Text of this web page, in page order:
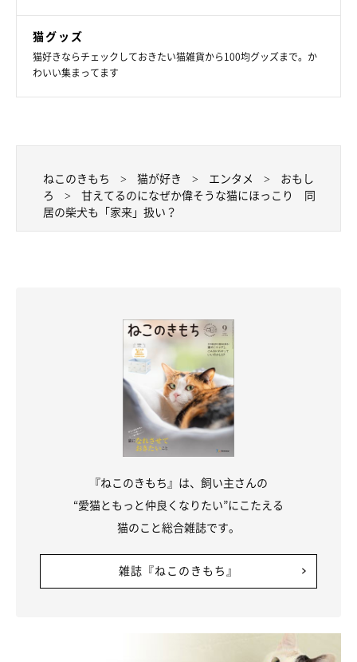
猫グッズ
猫好きならチェックしておきたい猫雑貨から100均グッズまで。か
わいい集まってます
ねこのきもち 猫が好き エンタメ
おもし
ろ
甘えてるのになぜか偉そうな猫にほっこり 同
居の柴犬も「家来」扱い？
『ねこのきもち』は、飼い主さんの
“愛猫ともっと仲良くなりたい”にこたえる
猫のこと総合雑誌です。
雑誌『ねこのきもち』